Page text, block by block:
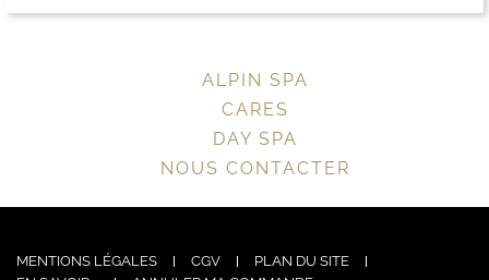
ALPIN SPA
CARES
DAY SPA
NOUS CONTACTER
MENTIONS LÉGALES CGV
PLAN DU SITE